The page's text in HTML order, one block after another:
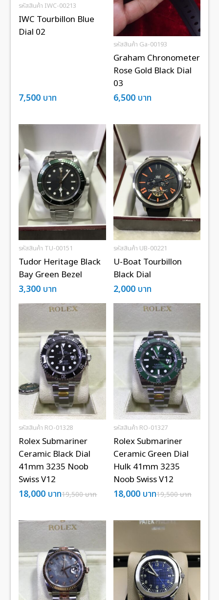
รหัสสินค้า IWC-00213
IWC Tourbillon Blue
Dial 02
7,500 บาท
รหัสสินค้า Ga-00193
Graham Chronometer
Rose Gold Black Dial
03
6,500 บาท
รหัสสินค้า TU-00151
Tudor Heritage Black
Bay Green Bezel
3,300 บาท
รหัสสินค้า UB-00221
U-Boat Tourbillon
Black Dial
2,000 บาท
รหัสสินค้า RO-01328
Rolex Submariner
Ceramic Black Dial
41mm 3235 Noob
Swiss V12
19,500บาท
18,000 บาท
รหัสสินค้า RO-01327
Rolex Submariner
Ceramic Green Dial
Hulk 41mm 3235
Noob Swiss V12
19,500บาท
18,000 บาท